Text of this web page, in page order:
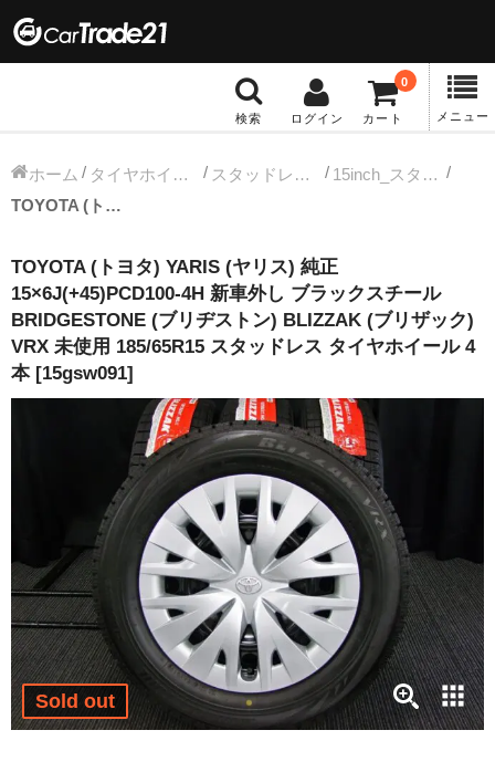
検索 ログイン カート
0
メニュー
冬タイヤホイール
13インチ：冬タイヤホイール
14インチ：冬タイヤホイール
15インチ：冬タイヤホイール
16インチ：冬タイヤホイール
17インチ：冬タイヤホイール
18インチ：冬タイヤホイール
19インチ：冬タイヤホイール
20インチ：冬タイヤホイール
夏タイヤホイール
ホーム タイヤホイールセット スタッドレス中古タイヤホイール
15inch_スタッドレス中古タイヤホイール
TOYOTA (トヨタ) YARIS (ヤリス) 純正 15×6J(+45)PCD100-4H 新車外し ブラックスチール BRIDGESTONE (ブリヂストン) BLIZZAK (ブリザック) VRX 未使用 185/65R15 スタッドレス タイヤホイール 4本 [15gsw091]
TOYOTA (トヨタ) YARIS (ヤリス) 純正
15×6J(+45)PCD100-4H 新車外し ブラックスチール
BRIDGESTONE (ブリヂストン) BLIZZAK (ブリザック)
VRX 未使用 185/65R15 スタッドレス タイヤホイール 4
本 [15gsw091]
Sold out